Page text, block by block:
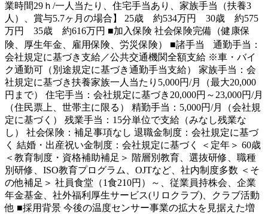
業時間29ｈ/一人当たり、住宅手当あり、家族手当（扶養3
人）、賞与5.7ヶ月の場合】 25歳 約534万円 30歳 約575
万円 35歳 約616万円 ■加入保険 社会保険完備（健康保
険、厚生年金、雇用保険、労災保険） ■諸手当 通勤手当：
会社規定に基づき支給／公共交通機関全額支給 ※車・バイ
ク通勤可（別途規定に基づき通勤手当支給） 家族手当：会
社規定に基づき扶養家族一人当たり5,000円/月（最大20,000
円まで） 住宅手当：会社規定に基づき20,000円～23,000円/月
（住民票上、世帯主に限る） 精勤手当：5,000円/月（会社規
定に基づく） 残業手当：15分単位で支給（みなし残業な
し） 社会保険：補足事項なし 退職金制度：会社規定に基づ
く 結婚・出産祝い金制度：会社規定に基づく ＜定年＞ 60歳
＜教育制度・資格補助補足＞ 階層別教育、選抜研修、職種
別研修、ISO教育プログラム、OJTなど、社内制度多数 ＜そ
の他補足＞ 社員食堂（1食210円）～、従業員持株会、企業
年金基金、社外福利厚生サービス(リロクラブ)、クラブ活動
他 ■採用背景 今後の温度センサー事業の拡大を見据えた増